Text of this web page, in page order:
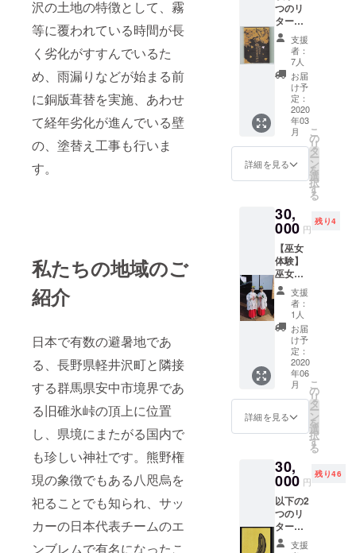
沢の土地の特徴として、霧
等に覆われている時間が長
く劣化がすすんでいるた
め、雨漏りなどが始まる前
に銅版葺替を実施、あわせ
て経年劣化が進んでいる壁
の、塗替え工事も行いま
す。
私たちの地域のご
紹介
日本で有数の避暑地であ
る、長野県軽井沢町と隣接
する群馬県安中市境界であ
る旧碓氷峠の頂上に位置
し、県境にまたがる国内で
も珍しい神社です。熊野権
現の象徴でもある八咫烏を
祀ることでも知られ、サッ
カーの日本代表チームのエ
ンブレムで有名になったこ
※Tシャ
ツのサ
イズ、
色につ
いては
必ず指
定お願
いしま
す。
みなさ
まに祈
祷を奉
仕し、
神さま
のご守
護をい
ただけ
るよう
に願い
求める
神事を
行っ
ただい
たコト
として
お送り
しま
す。 ※
写真は
イメー
ジイラ
ストで
す。
つのリ
ターン
をご支
援いた
だきま
したみ
なさま
に祈祷
を奉仕
し、神
さまの
ご守護
をいた
だける
ように
める神
事を行
いたし
ます。
①御朱
印帳
（黒金
の御朱
印帳）
バック
やポー
チでの
持ち歩
きでか
さばら
ない
（112m
イズ）
こぶり
なサイ
ズの御
朱印帳
です。
最初の
支援
者：
7人
お届
け予
定：
2020
年03
月
詳細を見る
こ
の
リ
タ
ー
ン
を
選
択
す
る
30,
000 円
残り4
【巫女
体験】
巫女さ
んの装
束をし
ていた
だき記
念撮
影、ご
希望の
方は撮
影だけ
でな
く、巫
女とし
て当社
のお勤
めをご
体験い
ただく
ことも
可能で
す。 ※
支援
者：
1人
お届
け予
定：
2020
年06
月
詳細を見る
こ
の
リ
タ
ー
ン
を
選
択
す
る
30,
000 円
残り46
以下の2
つのリ
ターン
を用意
支援